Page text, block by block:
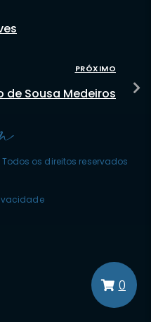
PRÓXIMO
de Sousa Medeiros
os direitos reservados
0